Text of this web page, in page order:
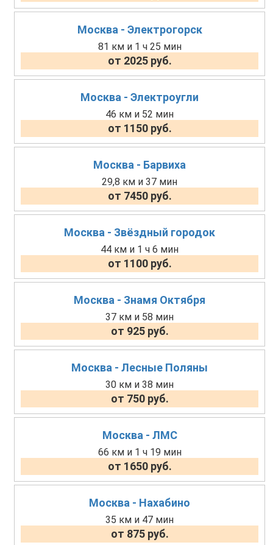
Москва - Электрогорск
81 км и 1 ч 25 мин
от 2025 руб.
Москва - Электроугли
46 км и 52 мин
от 1150 руб.
Москва - Барвиха
29,8 км и 37 мин
от 7450 руб.
Москва - Звёздный городок
44 км и 1 ч 6 мин
от 1100 руб.
Москва - Знамя Октября
37 км и 58 мин
от 925 руб.
Москва - Лесные Поляны
30 км и 38 мин
от 750 руб.
Москва - ЛМС
66 км и 1 ч 19 мин
от 1650 руб.
Москва - Нахабино
35 км и 47 мин
от 875 руб.